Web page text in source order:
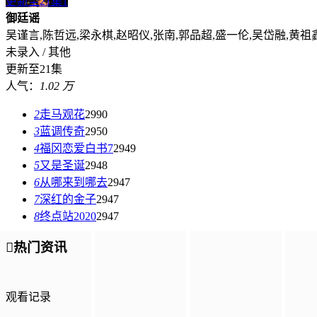
御廷谣
吴谨言,陈哲远,梁永棋,赵昭仪,张南,郭品超,盛一伦,吴岱融,黄祖
未录入 / 其他
更新至21集
人气：
1.02 万
2走马观花2990
3蓝调传奇2950
4福冈恋爱白书72949
5又是圣诞2948
6从哪来到哪去2947
7深红的金子2947
8终点站20202947
热门资讯
观看记录